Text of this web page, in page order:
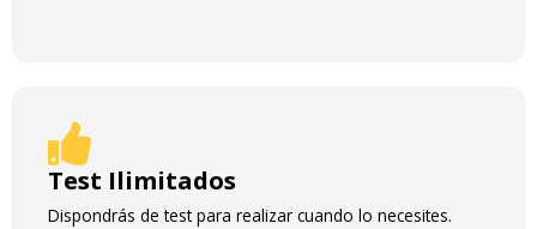
Test Ilimitados
Dispondrás de test para realizar cuando lo necesites.